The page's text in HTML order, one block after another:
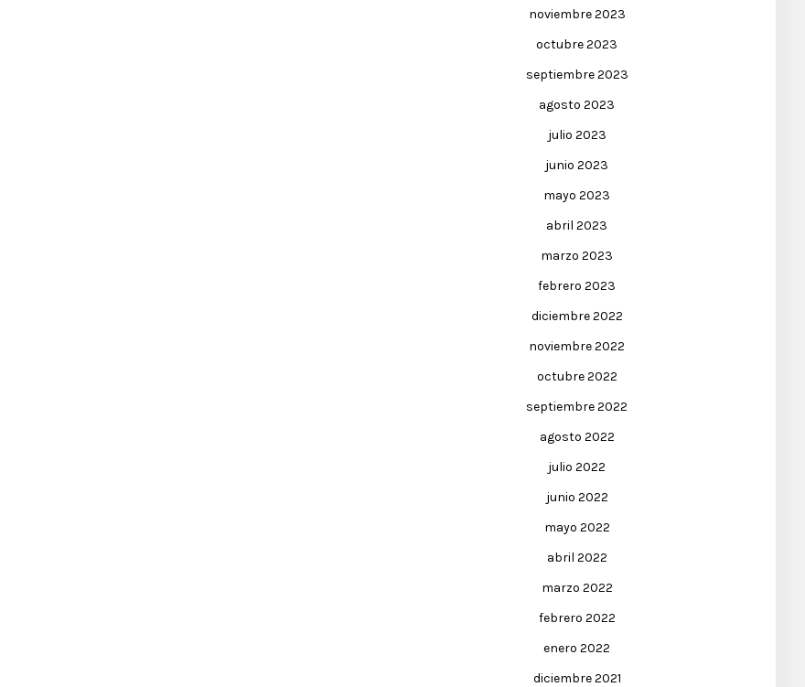
noviembre 2023
octubre 2023
septiembre 2023
agosto 2023
julio 2023
junio 2023
mayo 2023
abril 2023
marzo 2023
febrero 2023
diciembre 2022
noviembre 2022
octubre 2022
septiembre 2022
agosto 2022
julio 2022
junio 2022
mayo 2022
abril 2022
marzo 2022
febrero 2022
enero 2022
diciembre 2021